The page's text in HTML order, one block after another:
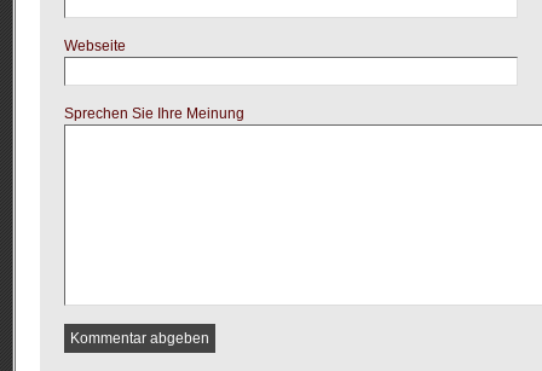
Webseite
Sprechen Sie Ihre Meinung